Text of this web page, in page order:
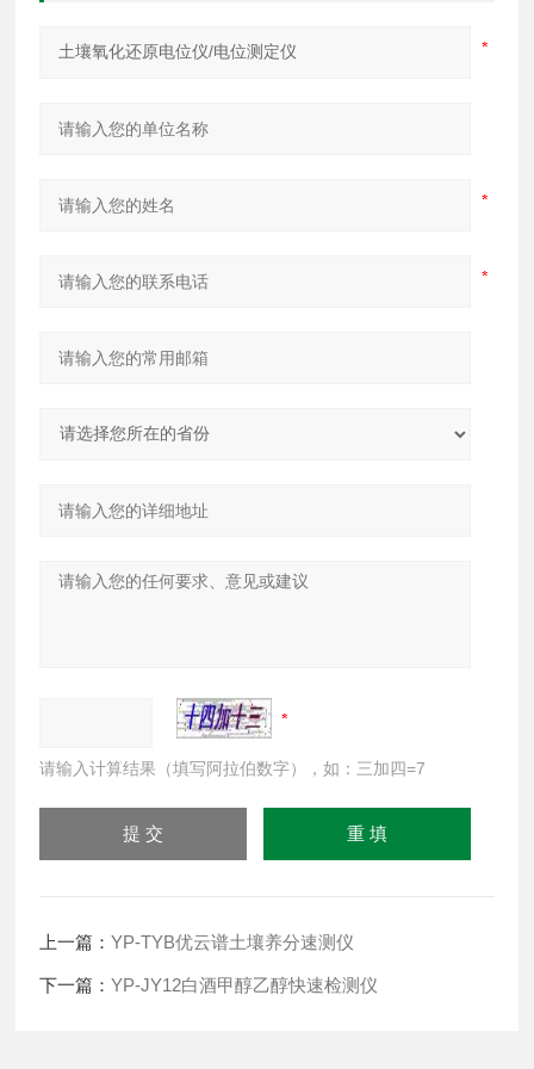
请输入计算结果（填写阿拉伯数字），如：三加四=7
上一篇：YP-TYB优云谱土壤养分速测仪
下一篇：YP-JY12白酒甲醇乙醇快速检测仪